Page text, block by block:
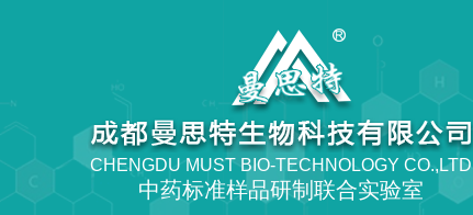
CHENGDU MUST BIO-TECHNOLOGY CO.,LTD
中药标准样品研制联合实验室